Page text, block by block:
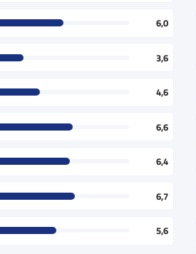
6,0
3,6
4,6
6,6
6,4
6,7
5,6